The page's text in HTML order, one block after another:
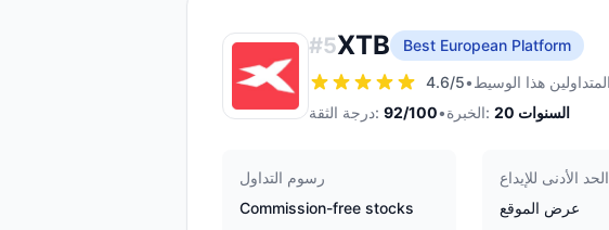
#5XTB
Best European Platform
4.6/5•
درجة الثقة: 92/100• الخبرة: 20 السنوات
رسوم التداول
Commission-free stocks
الحد الأدنى للإيداع
عرض الموقع